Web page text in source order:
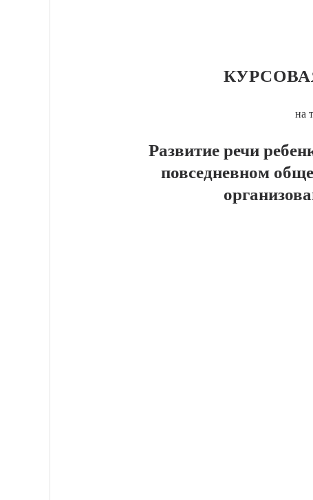
на
Развитие речи
повседневном